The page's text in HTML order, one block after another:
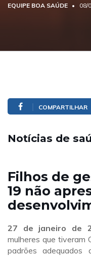
EQUIPE BOA SAÚDE 08/
COMPARTILHAR
Notícias de
Filhos de
19 não
27 de janeiro de
mulheres que tiveram
padrões adequados